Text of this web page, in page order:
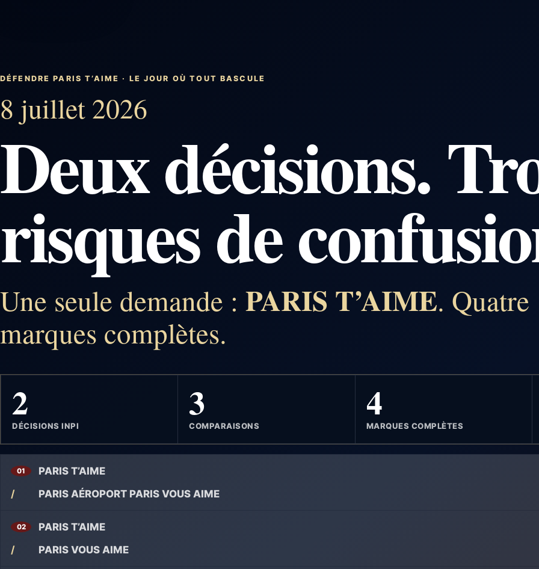
DÉFENDRE PARIS T’AIME · LE JOUR OÙ TOUT BASCULE
8 juillet 2026
Deux décisions.
risques de
Une seule demande : PARIS T’AIME. Quatre
marques complètes.
2
DÉCISIONS INPI
3
COMPARAISONS
4
MARQUES COMPLÈTES
01
PARIS T’AIME
/
PARIS AÉROPORT PARIS VOUS AIME
02
PARIS T’AIME
/
PARIS VOUS AIME